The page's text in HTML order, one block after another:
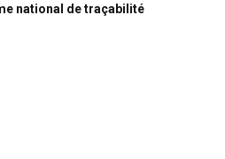
national de traçabilité